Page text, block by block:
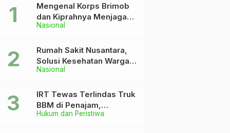
Nasional
Mengenal Korps Brimob
dan Kiprahnya Menjaga
Keutuhan NKRI
Nasional
Rumah Sakit Nusantara,
Solusi Kesehatan Warga
Dekat IKN
Hukum dan Peristiwa
IRT Tewas Terlindas Truk
BBM di Penajam,
Anaknya Patah Kaki